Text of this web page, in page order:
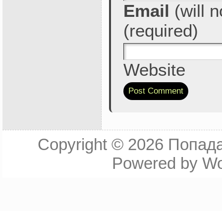
Email (will
(required)
Website
Copyright © 2026
Powered by